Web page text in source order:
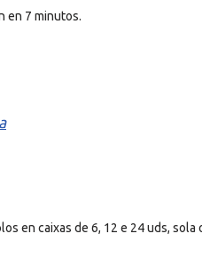
en 7 minutos.
en caixas de 6, 12 e 24 uds,